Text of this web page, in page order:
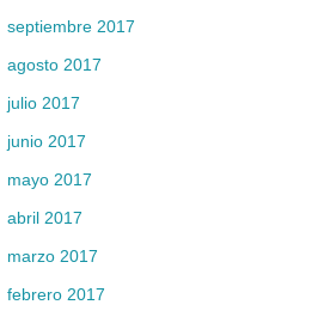
septiembre 2017
agosto 2017
julio 2017
junio 2017
mayo 2017
abril 2017
marzo 2017
febrero 2017